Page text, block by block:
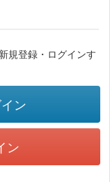
規登録・ログインす
ン
ン